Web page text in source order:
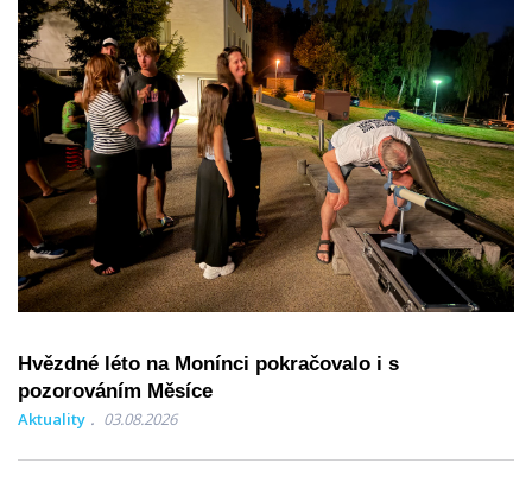
Hvězdné léto na Monínci pokračovalo i s
pozorováním Měsíce
Aktuality 03.08.2026